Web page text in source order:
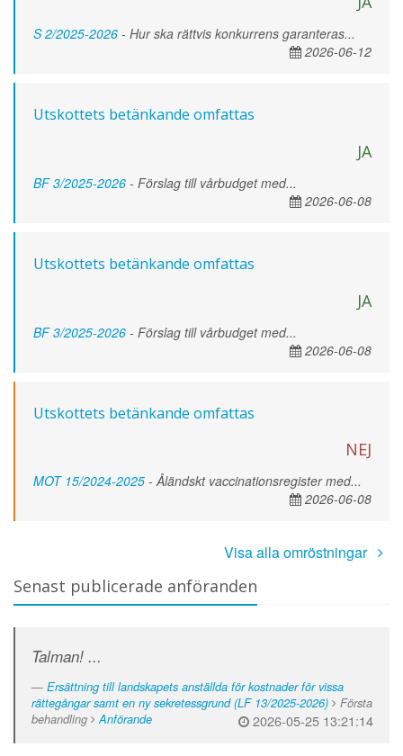
S 2/2025-2026 - Hur ska rättvis konkurrens garanteras...
2026-06-12
Utskottets betänkande omfattas
JA
BF 3/2025-2026 - Förslag till vårbudget med...
2026-06-08
Utskottets betänkande omfattas
JA
BF 3/2025-2026 - Förslag till vårbudget med...
2026-06-08
Utskottets betänkande omfattas
NEJ
MOT 15/2024-2025 - Åländskt vaccinationsregister med...
2026-06-08
Visa alla omröstningar
Senast publicerade anföranden
Talman! ...
Ersättning till landskapets anställda för kostnader för vissa
rättegångar samt en ny sekretessgrund (LF 13/2025-2026)
Första
behandling
Anförande 2026-05-25 13:21:14